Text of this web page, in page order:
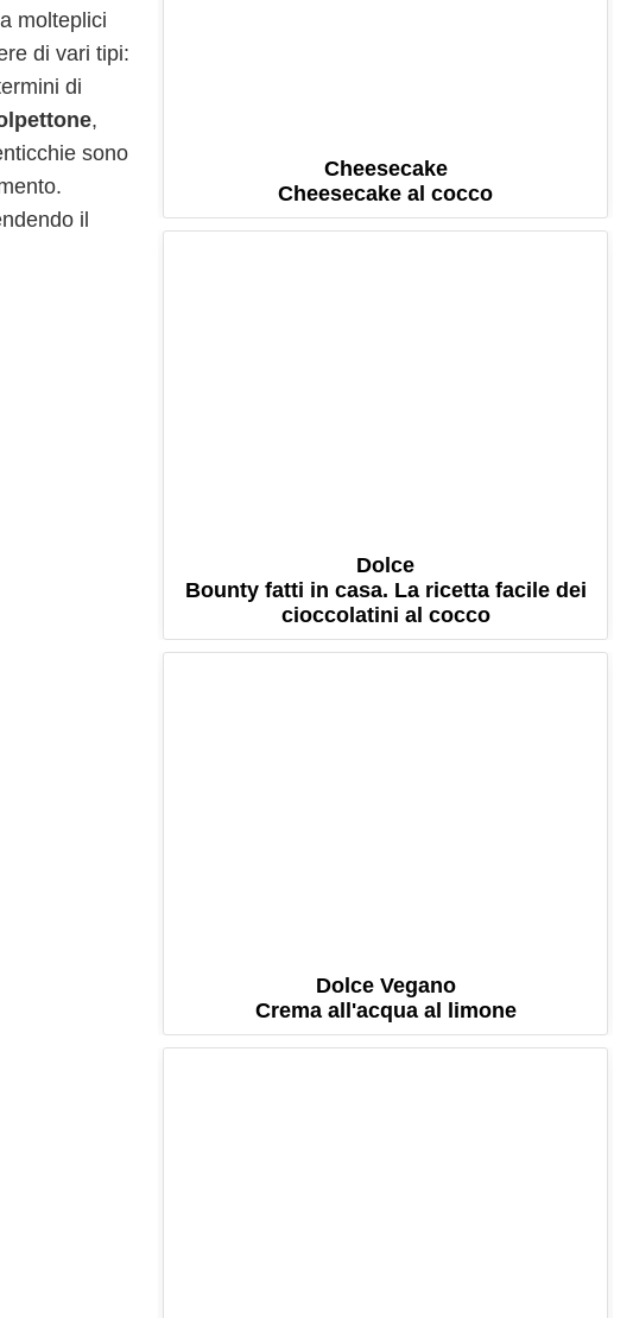
molteplici
di vari tipi:
di
,
sono
il
Cheesecake
Cheesecake al cocco
Dolce
Bounty fatti in casa. La ricetta facile dei
cioccolatini al cocco
Dolce Vegano
Crema all'acqua al limone